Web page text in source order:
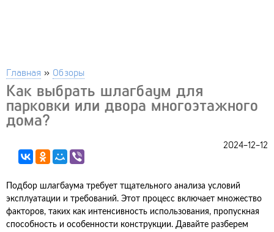
Главная » Обзоры
Как выбрать шлагбаум для
парковки или двора многоэтажного
дома?
2024-12-12
Подбор шлагбаума требует тщательного анализа условий
эксплуатации и требований. Этот процесс включает множество
факторов, таких как интенсивность использования, пропускная
способность и особенности конструкции. Давайте разберем